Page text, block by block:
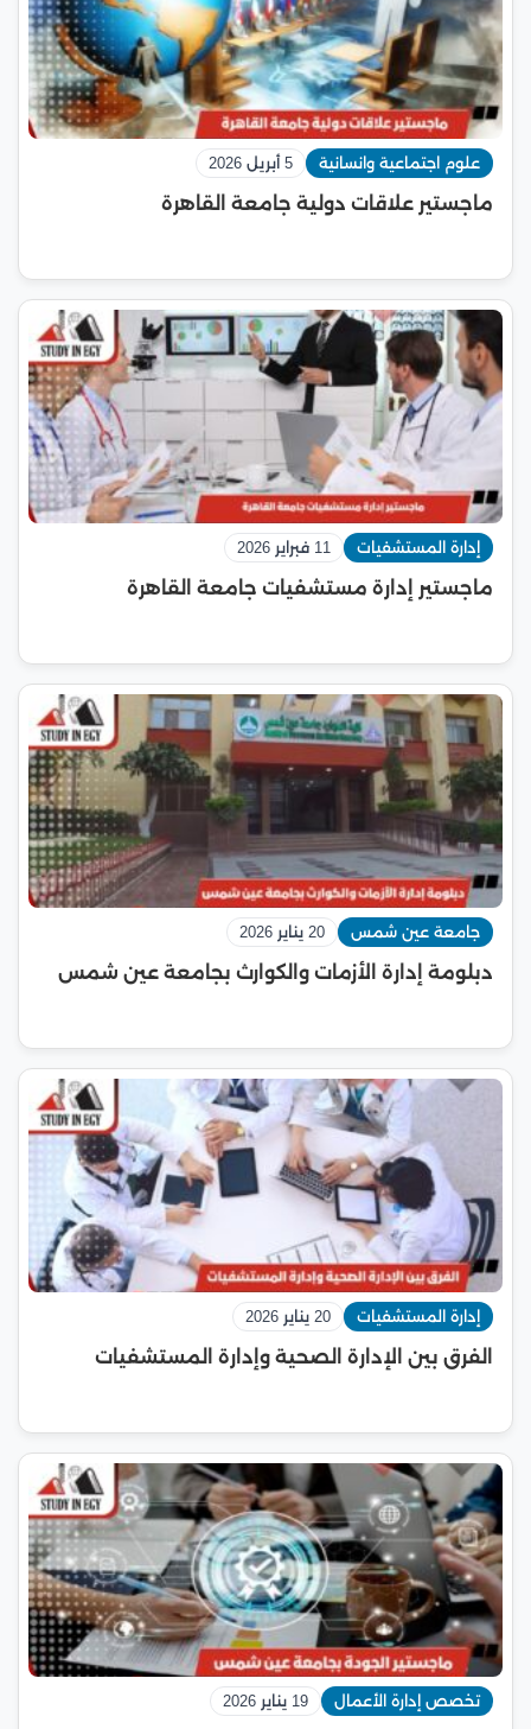
علوم اجتماعية وانسانية 5 أبريل 2026
ماجستير علاقات دولية جامعة القاهرة
إدارة المستشفيات 11 فبراير 2026
ماجستير إدارة مستشفيات جامعة القاهرة
جامعة عين شمس 20 يناير 2026
دبلومة إدارة الأزمات والكوارث بجامعة عين شمس
إدارة المستشفيات 20 يناير 2026
الفرق بين الإدارة الصحية وإدارة المستشفيات
تخصص إدارة الأعمال 19 يناير 2026